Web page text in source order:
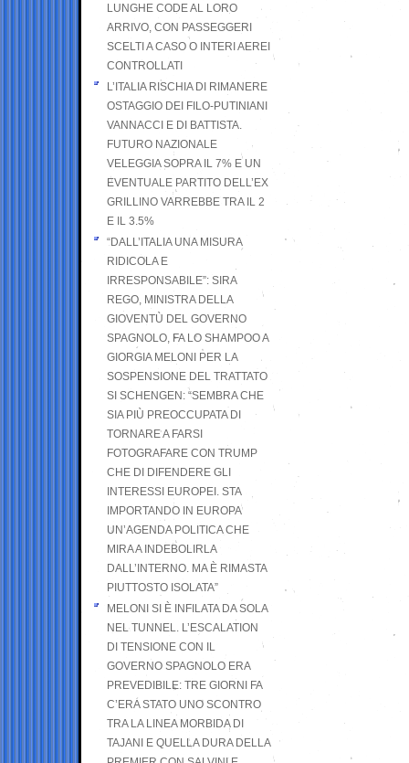
LUNGHE CODE AL LORO
ARRIVO, CON PASSEGGERI
SCELTI A CASO O INTERI AEREI
CONTROLLATI
L’ITALIA RISCHIA DI RIMANERE
OSTAGGIO DEI FILO-PUTINIANI
VANNACCI E DI BATTISTA.
FUTURO NAZIONALE
VELEGGIA SOPRA IL 7% E UN
EVENTUALE PARTITO DELL’EX
GRILLINO VARREBBE TRA IL 2
E IL 3.5%
“DALL’ITALIA UNA MISURA
RIDICOLA E
IRRESPONSABILE”: SIRA
REGO, MINISTRA DELLA
GIOVENTÙ DEL GOVERNO
SPAGNOLO, FA LO SHAMPOO A
GIORGIA MELONI PER LA
SOSPENSIONE DEL TRATTATO
SI SCHENGEN: “SEMBRA CHE
SIA PIÙ PREOCCUPATA DI
TORNARE A FARSI
FOTOGRAFARE CON TRUMP
CHE DI DIFENDERE GLI
INTERESSI EUROPEI. STA
IMPORTANDO IN EUROPA
UN’AGENDA POLITICA CHE
MIRA A INDEBOLIRLA
DALL’INTERNO. MA È RIMASTA
PIUTTOSTO ISOLATA”
MELONI SI È INFILATA DA SOLA
NEL TUNNEL. L’ESCALATION
DI TENSIONE CON IL
GOVERNO SPAGNOLO ERA
PREVEDIBILE: TRE GIORNI FA
C’ERA STATO UNO SCONTRO
TRA LA LINEA MORBIDA DI
TAJANI E QUELLA DURA DELLA